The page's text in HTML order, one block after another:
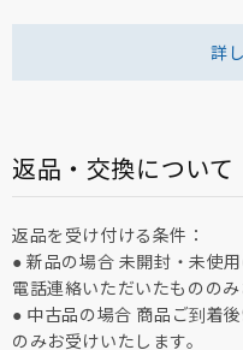
詳
返品・交換について
返品を受け付ける条件：
● 新品の場合 未開封・未使
電話連絡いただいたもののみ
● 中古品の場合 商品ご到着
のみお受けいたします。